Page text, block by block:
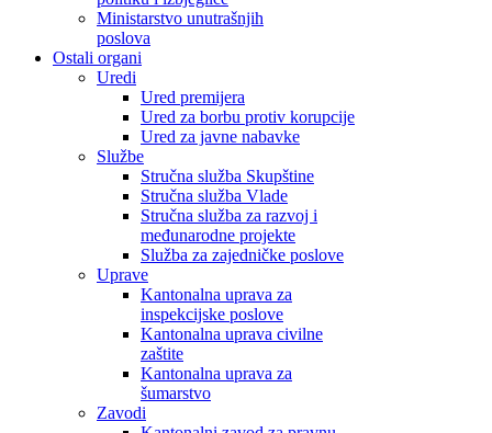
Ministarstvo unutrašnjih
poslova
Ostali organi
Uredi
Ured premijera
Ured za borbu protiv korupcije
Ured za javne nabavke
Službe
Stručna služba Skupštine
Stručna služba Vlade
Stručna služba za razvoj i
međunarodne projekte
Služba za zajedničke poslove
Uprave
Kantonalna uprava za
inspekcijske poslove
Kantonalna uprava civilne
zaštite
Kantonalna uprava za
šumarstvo
Zavodi